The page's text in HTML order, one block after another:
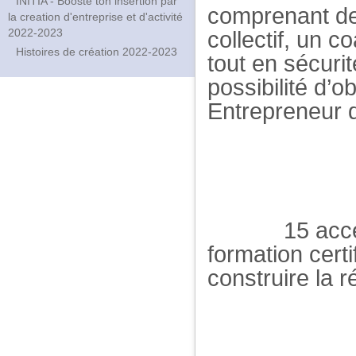
la creation d'entreprise et d'activité
2022-2023
Histoires de création 2022-2023
comprenant
collectif, un
tout en
possibilité
Entrepreneur
15
formation
construire la